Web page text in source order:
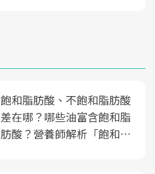
飽和脂肪酸、不飽和脂肪酸
差在哪？哪些油富含飽和脂
肪酸？營養師解析「飽和脂